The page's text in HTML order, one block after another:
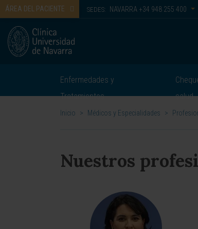
ÁREA DEL PACIENTE SEDES: NAVARRA +34 948 255 400
Enfermedades y
Tratamientos
salud
Inicio > Médicos y Especialidades >
Nuestros